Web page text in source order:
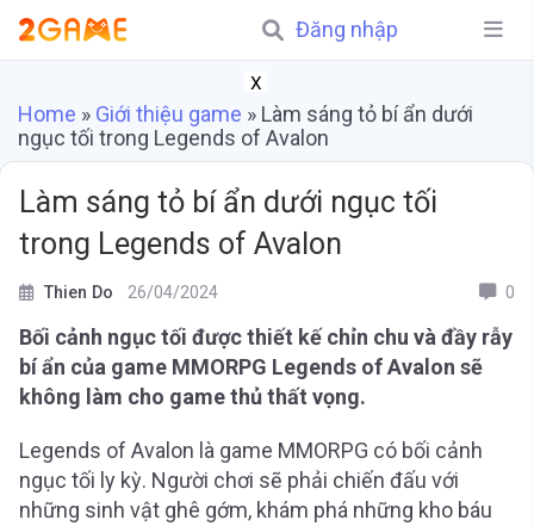
Đăng nhập
X
Home » Giới thiệu game » Làm sáng tỏ bí ẩn dưới
ngục tối trong Legends of Avalon
Làm sáng tỏ bí ẩn dưới ngục tối
trong Legends of Avalon
Thien Do 26/04/2024 0
Bối cảnh ngục tối được thiết kế chỉn chu và đầy rẫy
bí ẩn của game MMORPG Legends of Avalon sẽ
không làm cho game thủ thất vọng.
Legends of Avalon là game MMORPG có bối cảnh
ngục tối ly kỳ. Người chơi sẽ phải chiến đấu với
những sinh vật ghê gớm, khám phá những kho báu